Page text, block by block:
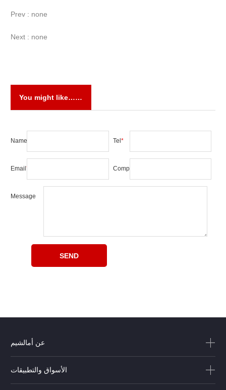
Prev : none
Next : none
You might like……
Name Tel *
Email * Company
Message
عن أمالشيم
الأسواق والتطبيقات